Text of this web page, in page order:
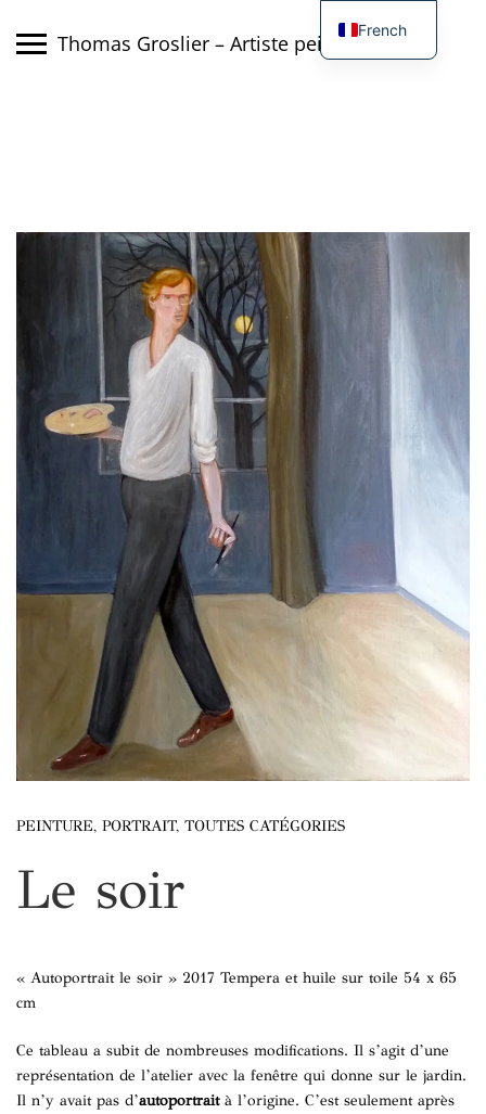
Thomas Groslier – Artiste peintre
PEINTURE, PORTRAIT, TOUTES CATÉGORIES
Le soir
« Autoportrait le soir » 2017 Tempera et huile sur toile 54 x 65
cm
Ce tableau a subit de nombreuses modifications. Il s’agit d’une
représentation de l’atelier avec la fenêtre qui donne sur le jardin.
Il n’y avait pas d’autoportraità l’origine. C’est seulement après
French
English